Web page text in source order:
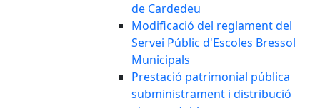
de Cardedeu
Modificació del reglament del
Servei Públic d'Escoles Bressol
Municipals
Prestació patrimonial pública
subministrament i distribució